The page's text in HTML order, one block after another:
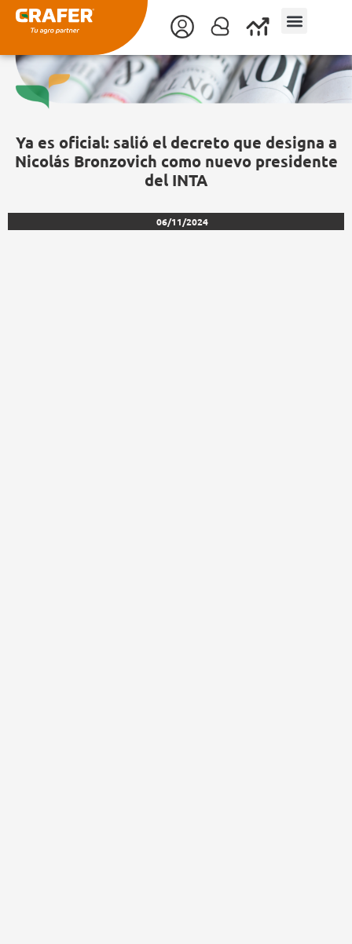
contenido
Ya es oficial: salió el decreto que designa a
Nicolás Bronzovich como nuevo presidente
del INTA
06/11/2024